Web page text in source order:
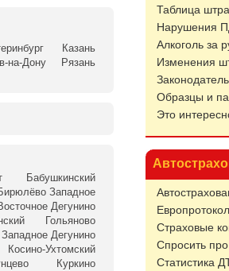
Таблица
Нарушения
Алкоголь за
Изменения
Образцы и
Это
Европротокол
Страховые
Спросить
Статистика
Казань
на-Дону
Рязань
Бабушкинский
Западное
Дегунино
Гольяново
Западное Дегунино
Косино-Ухтомский
Куркино